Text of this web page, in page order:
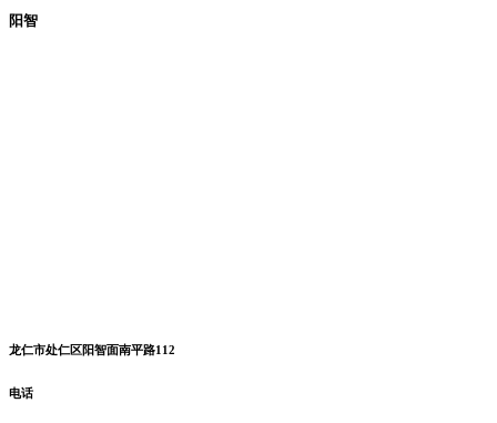
阳智
龙仁市处仁区阳智面南平路112
电话